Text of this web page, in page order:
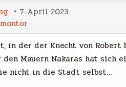
7. April 2023
in der der Knecht von
den Mauern Nakaras hat
nicht in die Stadt selbst…